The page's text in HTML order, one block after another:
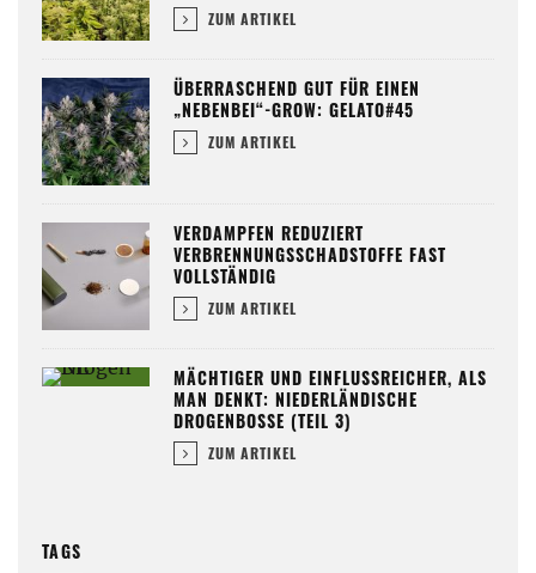
ZUM ARTIKEL
ÜBERRASCHEND GUT FÜR EINEN
„NEBENBEI“-GROW: GELATO#45
ZUM ARTIKEL
VERDAMPFEN REDUZIERT
VERBRENNUNGSSCHADSTOFFE FAST
VOLLSTÄNDIG
ZUM ARTIKEL
MÄCHTIGER UND EINFLUSSREICHER, ALS
MAN DENKT: NIEDERLÄNDISCHE
DROGENBOSSE (TEIL 3)
ZUM ARTIKEL
TAGS